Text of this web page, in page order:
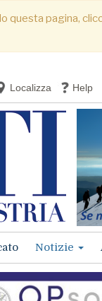
questa pagina,
Localizza Help
Notizie